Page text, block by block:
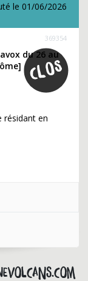
le 01/06/2026
369354
du 26 au
résidant en